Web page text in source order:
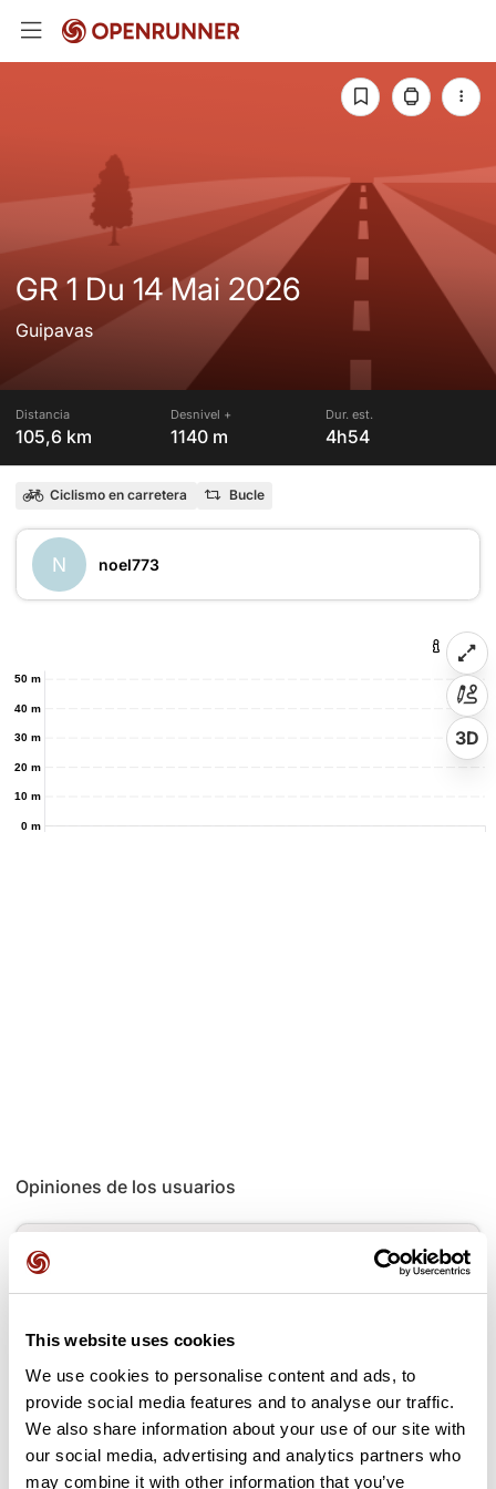
This website uses cookies
We use cookies to personalise content and ads, to
provide social media features and to analyse our traffic.
We also share information about your use of our site with
our social media, advertising and analytics partners who
may combine it with other information that you’ve
GR 1 Du 14 Mai 2026
Guipavas
Distancia
105,6 km
Desnivel +
1140 m
Dur. est.
4h54
Ciclismo en carretera Bucle
N noel773
0 m
10 m
20 m
30 m
40 m
50 m
3D
Opiniones de los usuarios
Este recorrido aún no contiene opiniones. ¿Ya lo has
completado? ¡Deja la primera opinión!
Añadir una opinión